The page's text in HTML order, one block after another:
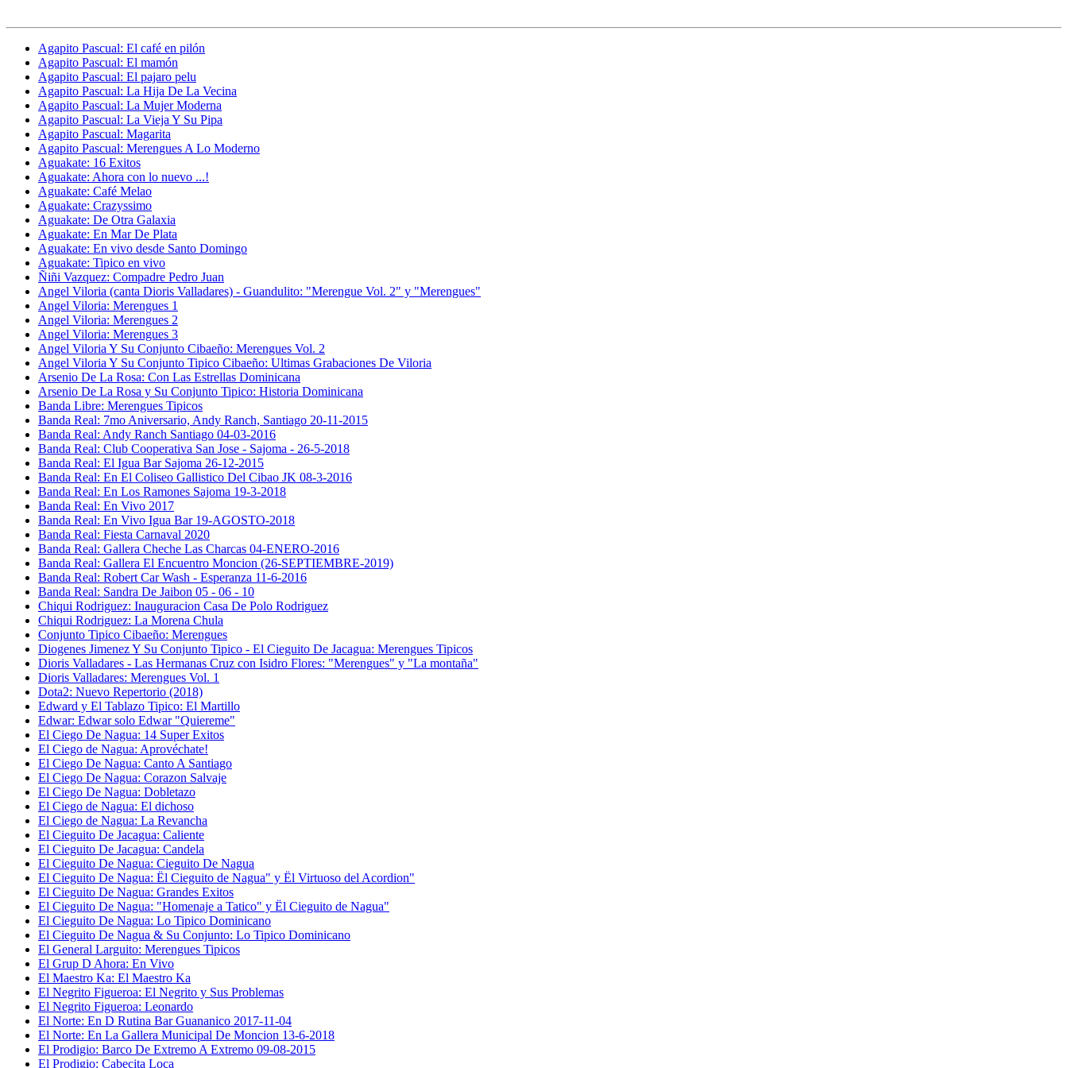
Agapito Pascual: El café en pilón
Agapito Pascual: El mamón
Agapito Pascual: El pajaro pelu
Agapito Pascual: La Hija De La Vecina
Agapito Pascual: La Mujer Moderna
Agapito Pascual: La Vieja Y Su Pipa
Agapito Pascual: Magarita
Agapito Pascual: Merengues A Lo Moderno
Aguakate: 16 Exitos
Aguakate: Ahora con lo nuevo ...!
Aguakate: Café Melao
Aguakate: Crazyssimo
Aguakate: De Otra Galaxia
Aguakate: En Mar De Plata
Aguakate: En vivo desde Santo Domingo
Aguakate: Tipico en vivo
Ñiñi Vazquez: Compadre Pedro Juan
Angel Viloria (canta Dioris Valladares) - Guandulito: "Merengue Vol. 2" y "Merengues"
Angel Viloria: Merengues 1
Angel Viloria: Merengues 2
Angel Viloria: Merengues 3
Angel Viloria Y Su Conjunto Cibaeño: Merengues Vol. 2
Angel Viloria Y Su Conjunto Tipico Cibaeño: Ultimas Grabaciones De Viloria
Arsenio De La Rosa: Con Las Estrellas Dominicana
Arsenio De La Rosa y Su Conjunto Tipico: Historia Dominicana
Banda Libre: Merengues Tipicos
Banda Real: 7mo Aniversario, Andy Ranch, Santiago 20-11-2015
Banda Real: Andy Ranch Santiago 04-03-2016
Banda Real: Club Cooperativa San Jose - Sajoma - 26-5-2018
Banda Real: El Igua Bar Sajoma 26-12-2015
Banda Real: En El Coliseo Gallistico Del Cibao JK 08-3-2016
Banda Real: En Los Ramones Sajoma 19-3-2018
Banda Real: En Vivo 2017
Banda Real: En Vivo Igua Bar 19-AGOSTO-2018
Banda Real: Fiesta Carnaval 2020
Banda Real: Gallera Cheche Las Charcas 04-ENERO-2016
Banda Real: Gallera El Encuentro Moncion (26-SEPTIEMBRE-2019)
Banda Real: Robert Car Wash - Esperanza 11-6-2016
Banda Real: Sandra De Jaibon 05 - 06 - 10
Chiqui Rodriguez: Inauguracion Casa De Polo Rodriguez
Chiqui Rodriguez: La Morena Chula
Conjunto Tipico Cibaeño: Merengues
Diogenes Jimenez Y Su Conjunto Tipico - El Cieguito De Jacagua: Merengues Tipicos
Dioris Valladares - Las Hermanas Cruz con Isidro Flores: "Merengues" y "La montaña"
Dioris Valladares: Merengues Vol. 1
Dota2: Nuevo Repertorio (2018)
Edward y El Tablazo Tipico: El Martillo
Edwar: Edwar solo Edwar "Quiereme"
El Ciego De Nagua: 14 Super Exitos
El Ciego de Nagua: Aprovéchate!
El Ciego De Nagua: Canto A Santiago
El Ciego De Nagua: Corazon Salvaje
El Ciego De Nagua: Dobletazo
El Ciego de Nagua: El dichoso
El Ciego de Nagua: La Revancha
El Cieguito De Jacagua: Caliente
El Cieguito De Jacagua: Candela
El Cieguito De Nagua: Cieguito De Nagua
El Cieguito De Nagua: Ël Cieguito de Nagua" y Ël Virtuoso del Acordion"
El Cieguito De Nagua: Grandes Exitos
El Cieguito De Nagua: "Homenaje a Tatico" y Ël Cieguito de Nagua"
El Cieguito De Nagua: Lo Tipico Dominicano
El Cieguito De Nagua & Su Conjunto: Lo Tipico Dominicano
El General Larguito: Merengues Tipicos
El Grup D Ahora: En Vivo
El Maestro Ka: El Maestro Ka
El Negrito Figueroa: El Negrito y Sus Problemas
El Negrito Figueroa: Leonardo
El Norte: En D Rutina Bar Guananico 2017-11-04
El Norte: En La Gallera Municipal De Moncion 13-6-2018
El Prodigio: Barco De Extremo A Extremo 09-08-2015
El Prodigio: Cabecita Loca